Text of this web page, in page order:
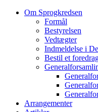
Om Sprogkredsen
Formål
Bestyrelsen
Vedtægter
Indmeldelse i
Bestil et
Arrangementer